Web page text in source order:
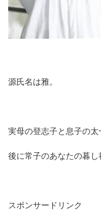
源氏名は雅。
実母の登志子と息子の太
後に常子のあなたの暮し
スポンサードリンク